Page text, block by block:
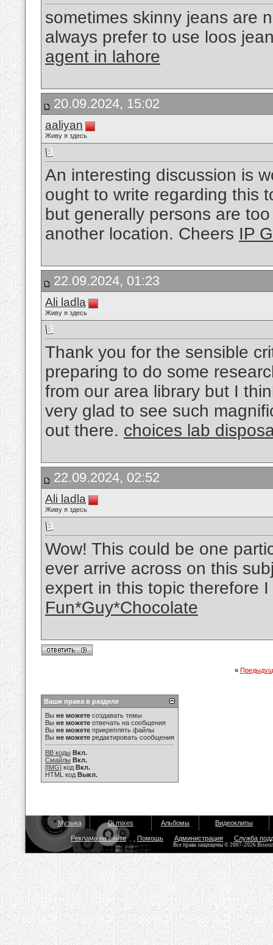
sometimes skinny jeans are
always prefer to use loos
agent in lahore
20.09.2024, 15:02
aaliyan
Живу я здесь
An interesting discussion is
ought to write regarding this
but generally persons are
another location. Cheers IP
22.09.2024, 01:23
Ali ladla
Живу я здесь
Thank you for the sensible
preparing to do some
from our area library but I
very glad to see such
out there. choices lab
22.09.2024, 02:52
Ali ladla
Живу я здесь
Wow! This could be one
ever arrive across on this
expert in this topic therefore
Fun*Guy*Chocolate
«
Ваши права в разделе
Вы не можете создавать темы
Вы не можете отвечать на сообщения
Вы не можете прикреплять файлы
Вы не можете редактировать сообщения
BB коды Вкл.
Смайлы Вкл.
[IMG] код Вкл.
HTML код Выкл.
Музыка Dj mixes Альбомы Видеоклипы
Реклама на сайте Помощь Администрация Служба
Все права защищены © 2007-2026